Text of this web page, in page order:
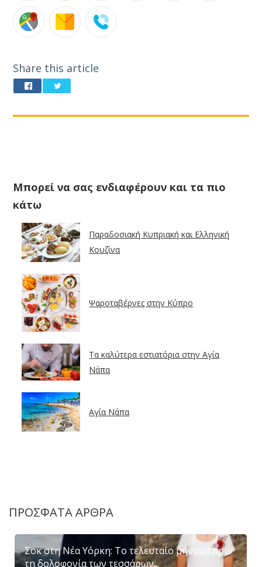
Share this article
Μπορεί να σας ενδιαφέρουν και τα πιο
κάτω
Παραδοσιακή Κυπριακή και Ελληνική
Κουζίνα
Ψαροταβέρνες στην Κύπρο
Τα καλύτερα εστιατόρια στην Αγία
Νάπα
Αγία Νάπα
ΠΡΟΣΦΑΤΑ ΑΡΘΡΑ
Σοκ στη Νέα Υόρκη: Το τελευταίο μήνυμα πριν
τη δολοφονία των τεσσάρων...